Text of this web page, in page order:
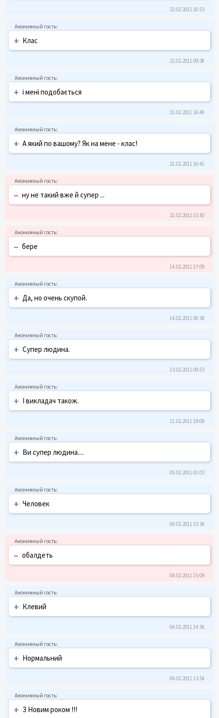
22.02.2011 18:53
+ Клас
22.02.2011 09:38
+ і мені подобається
21.02.2011 16:48
+ А який по вашому? Як на мене - клас!
21.02.2011 16:41
– ну не такий вже й супер ...
21.02.2011 15:50
– бере
14.02.2011 17:09
+ Да, но очень скупой.
14.02.2011 08:36
+ Супер людина.
13.02.2011 09:53
+ І викладач також.
11.02.2011 19:09
+ Ви супер людина....
05.02.2011 01:03
+ Человек
04.02.2011 15:36
– обалдеть
04.02.2011 15:09
+ Клевий
04.02.2011 14:36
+ Нормальний
04.02.2011 13:54
+ З Новим роком !!!